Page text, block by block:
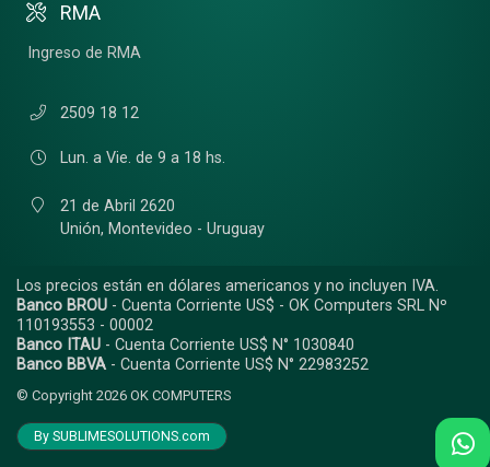
RMA
Ingreso de RMA
2509 18 12
Lun. a Vie. de 9 a 18 hs.
21 de Abril 2620
Unión, Montevideo - Uruguay
Los precios están en dólares americanos y no incluyen IVA.
Banco BROU - Cuenta Corriente US$ - OK Computers SRL Nº
110193553 - 00002
Banco ITAU - Cuenta Corriente US$ N° 1030840
Banco BBVA - Cuenta Corriente US$ N° 22983252
© Copyright 2026 OK COMPUTERS
By SUBLIMESOLUTIONS.com